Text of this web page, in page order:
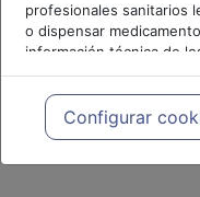
profesionales sanitarios
o dispensar
información técnica de
meramente informativo,
profesionales
cada caso concreto, el
necesidades del paciente.
Configurar